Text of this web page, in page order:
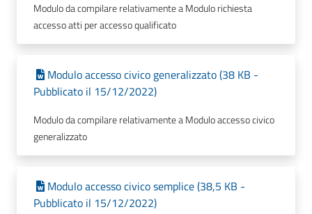
Modulo da compilare relativamente a Modulo richiesta
accesso atti per accesso qualificato
Modulo accesso civico generalizzato (38 KB -
Pubblicato il 15/12/2022)
Modulo da compilare relativamente a Modulo accesso civico
generalizzato
Modulo accesso civico semplice (38,5 KB -
Pubblicato il 15/12/2022)